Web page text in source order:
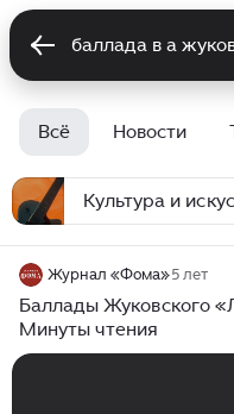
Всё Новости
Культура и
Журнал «Фома»5 лет
Баллады Жуковского
Минуты чтения